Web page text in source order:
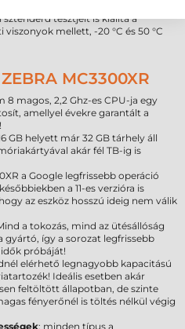
sztenderd tesztjeit is kiállta a
mellett, -20 °C és 50 °C
MC3300XR
8 magos, 2,2 Ghz-es CPU-ja egy
amellyel évekre garantált a
GB helyett már 32 GB tárhely áll
akár fél TB-ig is
a Google legfrissebb operáció
a 11-es verzióra is
az eszköz hosszú ideig nem válik
a tokozás, mind az ütésállóság
így a sorozat legfrissebb
próbáját!
elérhető legnagyobb kapacitású
Ideális esetben akár
feltöltött állapotban, de szinte
fényerőnél is töltés nélkül végig
: minden típus a